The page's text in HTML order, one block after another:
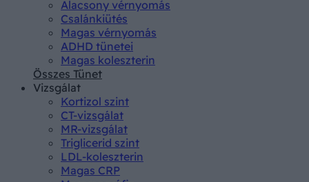
Alacsony vérnyomás
Csalánkiütés
Magas vérnyomás
ADHD tünetei
Magas koleszterin
Összes Tünet
Vizsgálat
Kortizol szint
CT-vizsgálat
MR-vizsgálat
Triglicerid szint
LDL-koleszterin
Magas CRP